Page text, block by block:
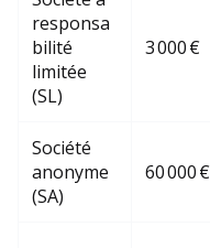
responsa
bilité
limitée
(SL)
3 000 €
Société
anonyme
(SA)
60 000 €